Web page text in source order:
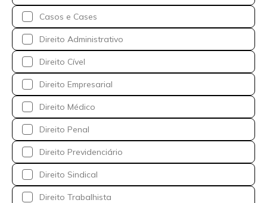
Casos e Cases
Direito Administrativo
Direito Cível
Direito Empresarial
Direito Médico
Direito Penal
Direito Previdenciário
Direito Sindical
Direito Trabalhista